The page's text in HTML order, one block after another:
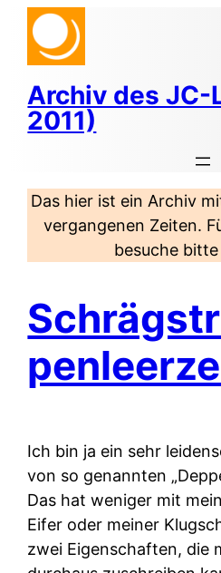
Zum
Inhalt
springen
Archiv des JC-
2011)
Das hier ist ein Archiv
vergangenen Zeiten.
besuche bitte
Ich bin ja ein sehr
von so genannten
Das hat weniger mit
Eifer oder meiner
zwei Eigenschaften, die